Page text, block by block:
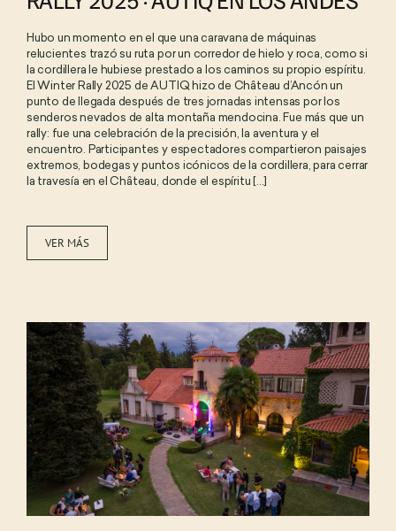
Hubo un momento en el que una caravana de máquinas
relucientes trazó su ruta por un corredor de hielo y roca, como si
la cordillera le hubiese prestado a los caminos su propio espíritu.
El Winter Rally 2025 de AUTIQ hizo de Château d’Ancón un
punto de llegada después de tres jornadas intensas por los
senderos nevados de alta montaña mendocina. Fue más que un
rally: fue una celebración de la precisión, la aventura y el
encuentro. Participantes y espectadores compartieron paisajes
extremos, bodegas y puntos icónicos de la cordillera, para cerrar
la travesía en el Château, donde el espíritu [...]
VER MÁS